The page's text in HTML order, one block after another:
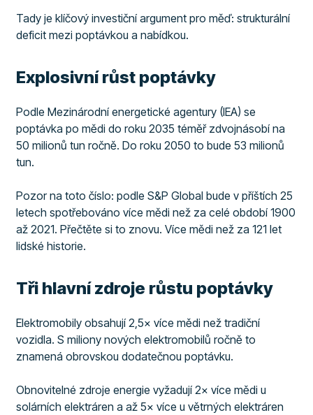
Tady je klíčový investiční argument pro měď: strukturální
deficit mezi poptávkou a nabídkou.
Explosivní růst poptávky
Podle Mezinárodní energetické agentury (IEA) se
poptávka po mědi do roku 2035 téměř zdvojnásobí na
50 milionů tun ročně. Do roku 2050 to bude 53 milionů
tun.
Pozor na toto číslo: podle S&P Global bude v příštích 25
letech spotřebováno více mědi než za celé období 1900
až 2021. Přečtěte si to znovu. Více mědi než za 121 let
lidské historie.
Tři hlavní zdroje růstu poptávky
Elektromobily obsahují 2,5× více mědi než tradiční
vozidla. S miliony nových elektromobilů ročně to
znamená obrovskou dodatečnou poptávku.
Obnovitelné zdroje energie vyžadují 2× více mědi u
solárních elektráren a až 5× více u větrných elektráren